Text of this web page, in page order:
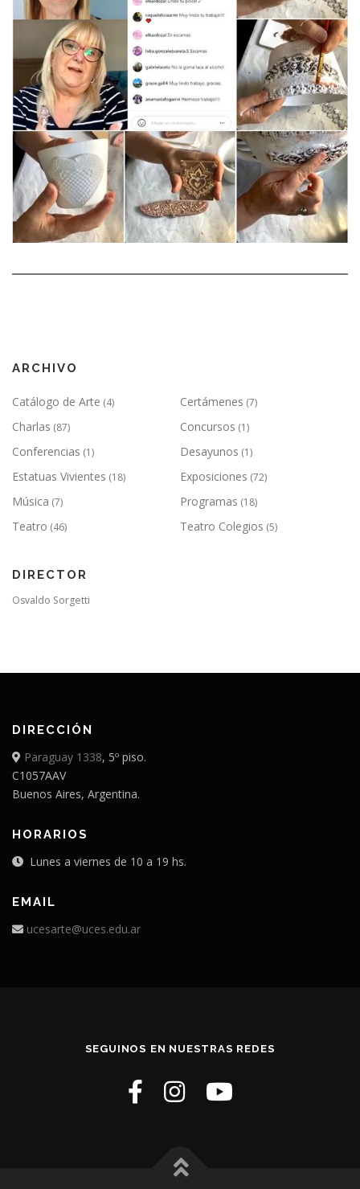
ARCHIVO
Catálogo de Arte (4) Certámenes (7)
Charlas (87) Concursos (1)
Conferencias (1) Desayunos (1)
Estatuas Vivientes (18) Exposiciones (72)
Música (7) Programas (18)
Teatro (46) Teatro Colegios (5)
DIRECTOR
Osvaldo Sorgetti
DIRECCIÓN
Paraguay 1338, 5º piso.
C1057AAV
Buenos Aires, Argentina.
HORARIOS
Lunes a viernes de 10 a 19 hs.
EMAIL
ucesarte@uces.edu.ar
SEGUINOS EN NUESTRAS REDES